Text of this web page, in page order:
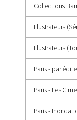
Collections
Illustrateurs
Illustrateurs
Paris - par
Paris - Les
Paris -